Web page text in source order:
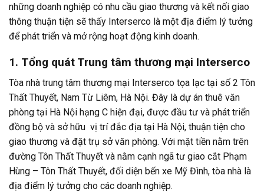
những doanh nghiệp có nhu cầu giao thương và kết nối giao
thông thuận tiện sẽ thấy Interserco là một địa điểm lý tưởng
để phát triển và mở rộng hoạt động kinh doanh.
1. Tổng quát Trung tâm thương mại Interserco
Tòa nhà trung tâm thương mại Interserco tọa lạc tại số 2 Tôn
Thất Thuyết, Nam Từ Liêm, Hà Nội. Đây là dự án thuê văn
phòng tại Hà Nội hạng C hiện đại, được đầu tư và phát triển
đồng bộ và sở hữu vị trí đắc địa tại Hà Nội, thuận tiện cho
giao thương và đặt trụ sở văn phòng. Với mặt tiền nằm trên
đường Tôn Thất Thuyết và nằm cạnh ngã tư giao cắt Phạm
Hùng – Tôn Thất Thuyết, đối diện bến xe Mỹ Đình, tòa nhà là
địa điểm lý tưởng cho các doanh nghiệp.